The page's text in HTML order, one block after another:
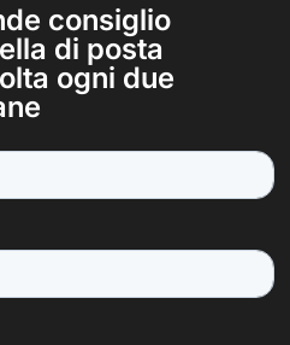
consiglio
di posta
ogni due